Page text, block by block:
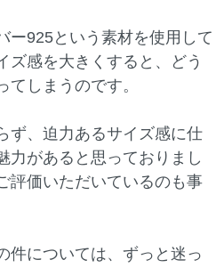
ー925という素材を使用して
ズ感を大きくすると、どう
てしまうのです。
ず、迫力あるサイズ感に仕
力があると思っておりまし
評価いただいているのも事
件については、ずっと迷っ